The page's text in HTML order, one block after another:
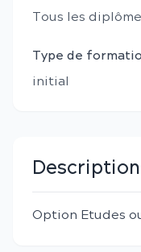
Tous les
Type de
initial
Option Etudes